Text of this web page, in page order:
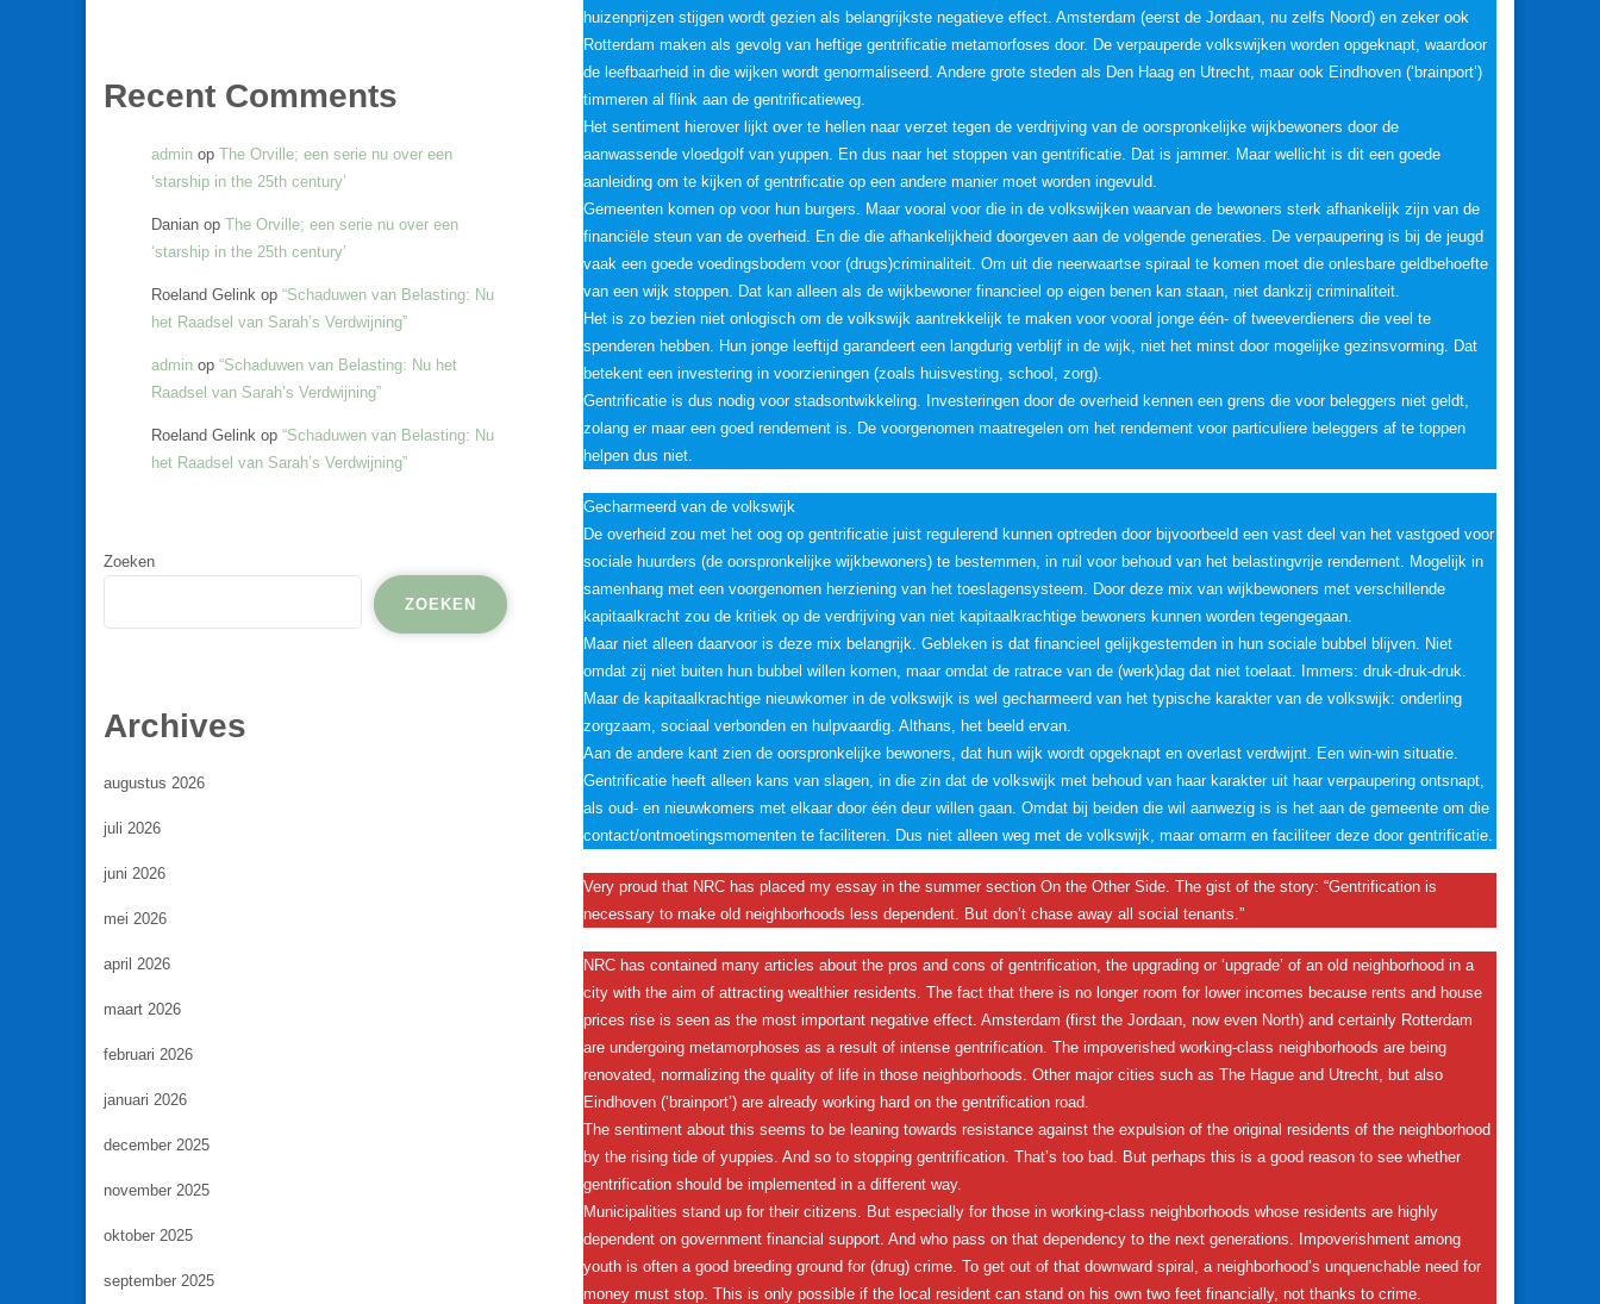
huizenprijzen stijgen wordt gezien als belangrijkste negatieve effect. Amsterdam (eerst de Jordaan, nu zelfs Noord) en zeker ook
Rotterdam maken als gevolg van heftige gentrificatie metamorfoses door. De verpauperde volkswijken worden opgeknapt, waardoor
de leefbaarheid in die wijken wordt genormaliseerd. Andere grote steden als Den Haag en Utrecht, maar ook Eindhoven (‘brainport’)
timmeren al flink aan de gentrificatieweg.
Het sentiment hierover lijkt over te hellen naar verzet tegen de verdrijving van de oorspronkelijke wijkbewoners door de
aanwassende vloedgolf van yuppen. En dus naar het stoppen van gentrificatie. Dat is jammer. Maar wellicht is dit een goede
aanleiding om te kijken of gentrificatie op een andere manier moet worden ingevuld.
Gemeenten komen op voor hun burgers. Maar vooral voor die in de volkswijken waarvan de bewoners sterk afhankelijk zijn van de
financiële steun van de overheid. En die die afhankelijkheid doorgeven aan de volgende generaties. De verpaupering is bij de jeugd
vaak een goede voedingsbodem voor (drugs)criminaliteit. Om uit die neerwaartse spiraal te komen moet die onlesbare geldbehoefte
van een wijk stoppen. Dat kan alleen als de wijkbewoner financieel op eigen benen kan staan, niet dankzij criminaliteit.
Het is zo bezien niet onlogisch om de volkswijk aantrekkelijk te maken voor vooral jonge één- of tweeverdieners die veel te
spenderen hebben. Hun jonge leeftijd garandeert een langdurig verblijf in de wijk, niet het minst door mogelijke gezinsvorming. Dat
betekent een investering in voorzieningen (zoals huisvesting, school, zorg).
Gentrificatie is dus nodig voor stadsontwikkeling. Investeringen door de overheid kennen een grens die voor beleggers niet geldt,
zolang er maar een goed rendement is. De voorgenomen maatregelen om het rendement voor particuliere beleggers af te toppen
helpen dus niet.
Gecharmeerd van de volkswijk
De overheid zou met het oog op gentrificatie juist regulerend kunnen optreden door bijvoorbeeld een vast deel van het vastgoed voor
sociale huurders (de oorspronkelijke wijkbewoners) te bestemmen, in ruil voor behoud van het belastingvrije rendement. Mogelijk in
samenhang met een voorgenomen herziening van het toeslagensysteem. Door deze mix van wijkbewoners met verschillende
kapitaalkracht zou de kritiek op de verdrijving van niet kapitaalkrachtige bewoners kunnen worden tegengegaan.
Maar niet alleen daarvoor is deze mix belangrijk. Gebleken is dat financieel gelijkgestemden in hun sociale bubbel blijven. Niet
omdat zij niet buiten hun bubbel willen komen, maar omdat de ratrace van de (werk)dag dat niet toelaat. Immers: druk-druk-druk.
Maar de kapitaalkrachtige nieuwkomer in de volkswijk is wel gecharmeerd van het typische karakter van de volkswijk: onderling
zorgzaam, sociaal verbonden en hulpvaardig. Althans, het beeld ervan.
Aan de andere kant zien de oorspronkelijke bewoners, dat hun wijk wordt opgeknapt en overlast verdwijnt. Een win-win situatie.
Gentrificatie heeft alleen kans van slagen, in die zin dat de volkswijk met behoud van haar karakter uit haar verpaupering ontsnapt,
als oud- en nieuwkomers met elkaar door één deur willen gaan. Omdat bij beiden die wil aanwezig is is het aan de gemeente om die
contact/ontmoetingsmomenten te faciliteren. Dus niet alleen weg met de volkswijk, maar omarm en faciliteer deze door gentrificatie.
Very proud that NRC has placed my essay in the summer section On the Other Side. The gist of the story: “Gentrification is
necessary to make old neighborhoods less dependent. But don’t chase away all social tenants.”
NRC has contained many articles about the pros and cons of gentrification, the upgrading or ‘upgrade’ of an old neighborhood in a
city with the aim of attracting wealthier residents. The fact that there is no longer room for lower incomes because rents and house
prices rise is seen as the most important negative effect. Amsterdam (first the Jordaan, now even North) and certainly Rotterdam
are undergoing metamorphoses as a result of intense gentrification. The impoverished working-class neighborhoods are being
renovated, normalizing the quality of life in those neighborhoods. Other major cities such as The Hague and Utrecht, but also
Eindhoven (‘brainport’) are already working hard on the gentrification road.
The sentiment about this seems to be leaning towards resistance against the expulsion of the original residents of the neighborhood
by the rising tide of yuppies. And so to stopping gentrification. That’s too bad. But perhaps this is a good reason to see whether
gentrification should be implemented in a different way.
Municipalities stand up for their citizens. But especially for those in working-class neighborhoods whose residents are highly
dependent on government financial support. And who pass on that dependency to the next generations. Impoverishment among
youth is often a good breeding ground for (drug) crime. To get out of that downward spiral, a neighborhood’s unquenchable need for
money must stop. This is only possible if the local resident can stand on his own two feet financially, not thanks to crime.
Recent Comments
admin op The Orville; een serie nu over een
‘starship in the 25th century’
Danian op The Orville; een serie nu over een
‘starship in the 25th century’
Roeland Gelink op “Schaduwen van Belasting: Nu
het Raadsel van Sarah’s Verdwijning”
admin op “Schaduwen van Belasting: Nu het
Raadsel van Sarah’s Verdwijning”
Roeland Gelink op “Schaduwen van Belasting: Nu
het Raadsel van Sarah’s Verdwijning”
Zoeken
ZOEKEN
Archives
augustus 2026
juli 2026
juni 2026
mei 2026
april 2026
maart 2026
februari 2026
januari 2026
december 2025
november 2025
oktober 2025
september 2025